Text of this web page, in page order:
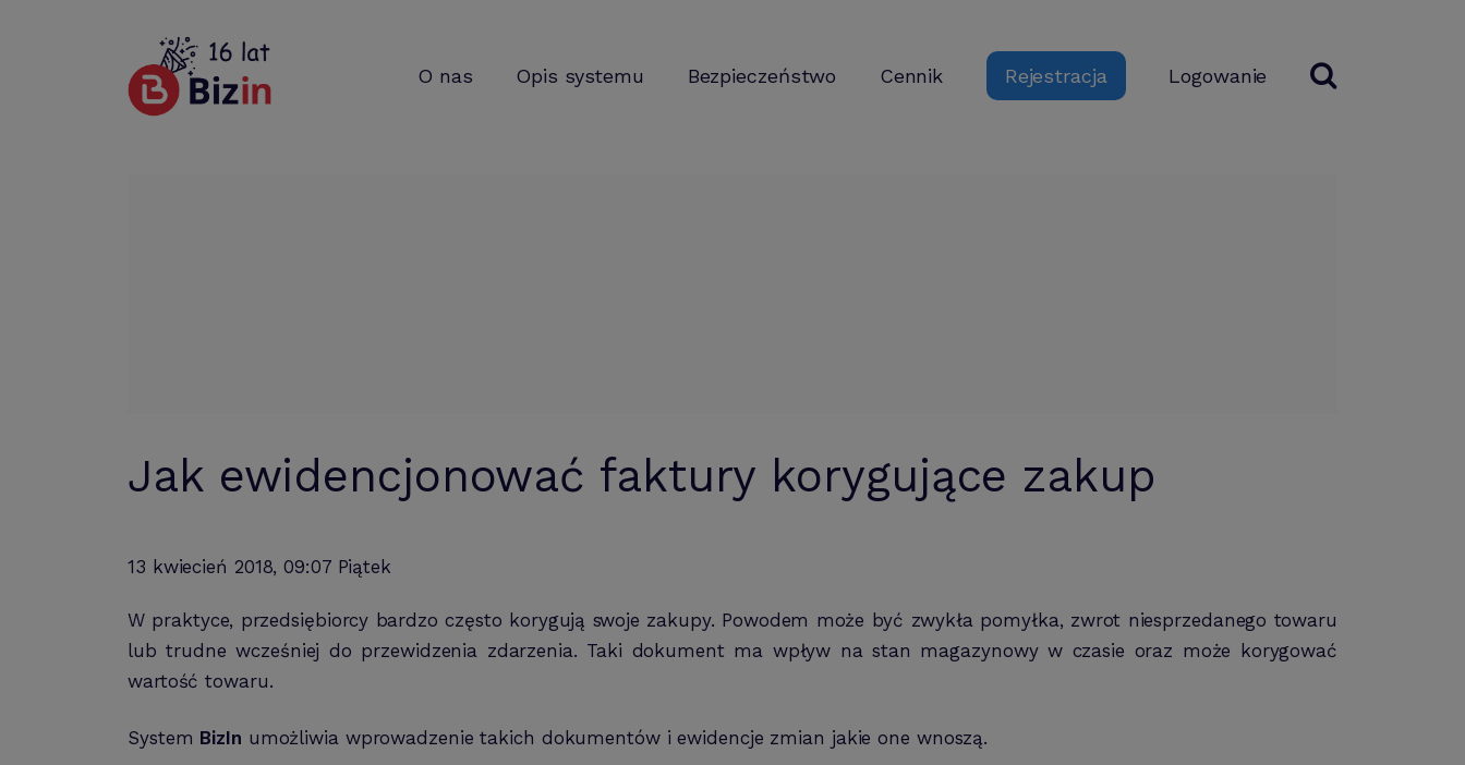
O nas Opis systemu Bezpieczeństwo Cennik Rejestracja Logowanie
Jak ewidencjonować faktury korygujące zakup
13 kwiecień 2018, 09:07 Piątek
W praktyce, przedsiębiorcy bardzo często korygują swoje zakupy. Powodem może być zwykła pomyłka, zwrot niesprzedanego towaru
lub trudne wcześniej do przewidzenia zdarzenia. Taki dokument ma wpływ na stan magazynowy w czasie oraz może korygować
wartość towaru.
System BizIn umożliwia wprowadzenie takich dokumentów i ewidencje zmian jakie one wnoszą.